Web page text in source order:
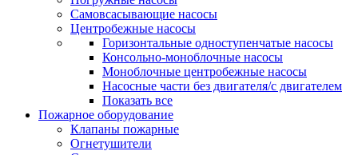
Самовсасывающие насосы
Центробежные насосы
Горизонтальные одноступенчатые насосы
Консольно-моноблочные насосы
Моноблочные центробежные насосы
Насосные части без двигателя/с двигателем
Показать все
Пожарное оборудование
Клапаны пожарные
Огнетушители